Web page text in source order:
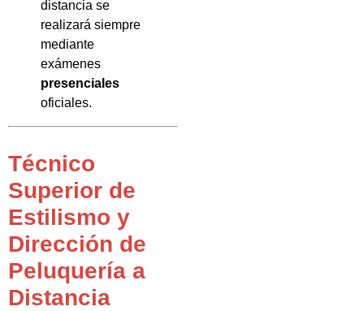
distancia se
realizará siempre
mediante
exámenes
presenciales
oficiales.
Técnico
Superior de
Estilismo y
Dirección de
Peluquería a
Distancia